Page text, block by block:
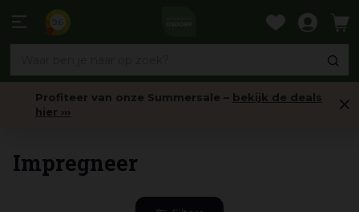
naar
Profiteer van onze Summersale – bekijk de deals
hier ›››
Impregneer